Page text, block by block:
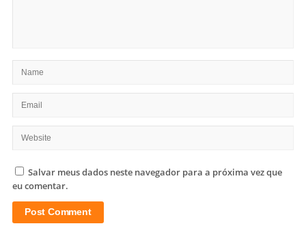
Salvar meus dados neste navegador para a próxima vez que
eu comentar.